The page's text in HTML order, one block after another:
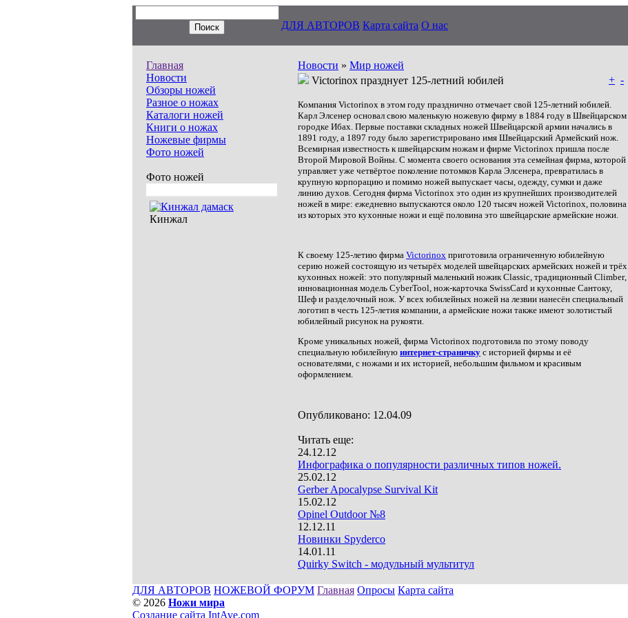
ДЛЯ АВТОРОВ Карта сайта О нас
Главная
Новости
Обзоры ножей
Разное о ножах
Каталоги ножей
Книги о ножах
Ножевые фирмы
Фото ножей
Фото ножей
Кинжал
Новости » Мир ножей
Victorinox празднует 125-летний юбилей
+ -
Компания Victorinox в этом году празднично отмечает свой 125-летний юбилей.
Карл Элсенер основал свою маленькую ножевую фирму в 1884 году в Швейцарском
городке Ибах. Первые поставки складных ножей Швейцарской армии начались в
1891 году, а 1897 году было зарегистрировано имя Швейцарский Армейский нож.
Всемирная известность к швейцарским ножам и фирме Victorinox пришла после
Второй Мировой Войны. С момента своего основания эта семейная фирма, которой
управляет уже четвёртое поколение потомков Карла Элсенера, превратилась в
крупную корпорацию и помимо ножей выпускает часы, одежду, сумки и даже
линию духов. Сегодня фирма Victorinox это один из крупнейших производителей
ножей в мире: ежедневно выпускаются около 120 тысяч ножей Victorinox, половина
из которых это кухонные ножи и ещё половина это швейцарские армейские ножи.
К своему 125-летию фирма Victorinox приготовила ограниченную юбилейную
серию ножей состоящую из четырёх моделей швейцарских армейских ножей и трёх
кухонных ножей: это популярный маленький ножикClassic, традиционный Climber,
инновационная модель CyberTool, нож-карточка SwissCard и кухонные Сантоку,
Шеф и разделочный нож. У всех юбилейных ножей на лезвии нанесён специальный
логотип в честь 125-летия компании, а армейские ножи также имеют золотистый
юбилейный рисунок на рукояти.
Кроме уникальных ножей, фирма Victorinox подготовила по этому поводу
специальную юбилейную интернет-страничку с историей фирмы и её
основателями, с ножами и их историей, небольшим фильмом и красивым
оформлением.
Опубликовано: 12.04.09
Читать еще:
24.12.12
Инфографика о популярности различных типов ножей.
25.02.12
Gerber Apocalypse Survival Kit
15.02.12
Opinel Outdoor №8
12.12.11
Новинки Spyderco
14.01.11
Quirky Switch - модульный мультитул
ДЛЯ АВТОРОВ НОЖЕВОЙ ФОРУМ Главная Опросы Карта сайта
© 2026 Ножи мира
Cоздание сайта IntAve.com